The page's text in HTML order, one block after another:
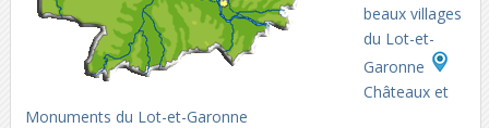
beaux villages
du Lot-et-
Garonne
Châteaux et
Monuments du Lot-et-Garonne